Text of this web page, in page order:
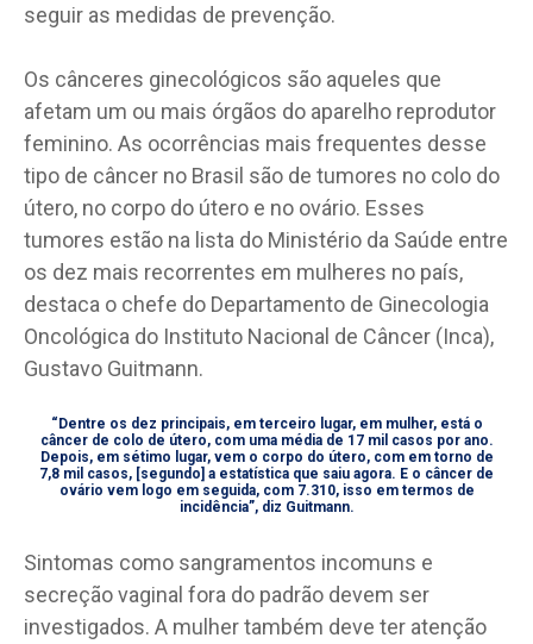
seguir as medidas de prevenção.
Os cânceres ginecológicos são aqueles que
afetam um ou mais órgãos do aparelho reprodutor
feminino. As ocorrências mais frequentes desse
tipo de câncer no Brasil são de tumores no colo do
útero, no corpo do útero e no ovário. Esses
tumores estão na lista do Ministério da Saúde entre
os dez mais recorrentes em mulheres no país,
destaca o chefe do Departamento de Ginecologia
Oncológica do Instituto Nacional de Câncer (Inca),
Gustavo Guitmann.
“Dentre os dez principais, em terceiro lugar, em mulher, está o
câncer de colo de útero, com uma média de 17 mil casos por ano.
Depois, em sétimo lugar, vem o corpo do útero, com em torno de
7,8 mil casos, [segundo] a estatística que saiu agora. E o câncer de
ovário vem logo em seguida, com 7.310, isso em termos de
incidência”, diz Guitmann.
Sintomas como sangramentos incomuns e
secreção vaginal fora do padrão devem ser
investigados. A mulher também deve ter atenção